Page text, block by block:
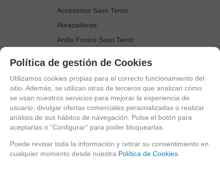
Accesorios Saxo Tenor
Abrazaderas
Anillo Fonico Saxo Tenor
Boquillas
Boquilleros
Cañas
Cortacañas
Deflector Saxo Tenor
Estuches Guardacañas
Política de gestión de Cookies
Utilizamos cookies propias para el correcto funcionamiento del
sitio. Además, se utilizan otras de terceros que analizan cómo
se usan nuestros servicios para mejorar la experiencia de
usuario, divulgar ofertas comerciales personalizadas o realizar
análisis de sus hábitos de navegación. Pulse el botón para
aceptarlas o “Configurar” para poder bloquearlas.
Puede revisar toda la información y retirar su consentimiento en
cualquier momento desde nuestra Política de Cookies.